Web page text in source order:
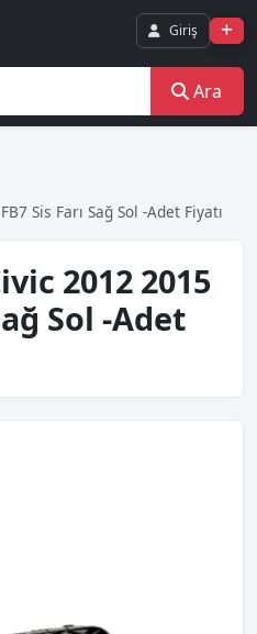
Giriş
Ara
Sis Farı Sağ Sol -Adet Fiyatı
2012 2015
Sol -Adet